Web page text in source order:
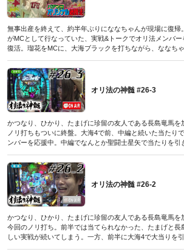
無事出産を終えて、約半年ぶりにななちゃんが現場に復帰
がMCとして行なっていた、実戦&トークでオリ法メンバ
復活。瑠花をMCに、大海ブラックを打ちながら、ななち
目標は達成できるのか…!?
(パチンコオリジナル必勝法デラックス2019年8月号付録
2019年6月20日発売号)
オリ法の神髄 #26-3
かつなり、ひかり、たまげに珍留の友人である長島竜馬を
ノリ打ちもついに終盤。大海4で前、中編と続いた当たり
ンバーを応援中。中編でなんとか聖闘士星矢で当たりを引
止まらないひかりは、気づけば20連を突破。果たしてどこ
ノーヒットのたまげにも、ようやくチャンスが訪れる。時
ンスとなりそうだが…!?
(パチンコオリジナル必勝法デラックス2019年8月号付録
2019年6月20日発売号)
オリ法の神髄 #26-2
かつなり、ひかり、たまげに珍留の友人である長島竜馬を
今回のノリ打ち。前半では当てられなかった、たまげと長
しい実戦が続いてしまう。一方、前半に大海4で大当りを